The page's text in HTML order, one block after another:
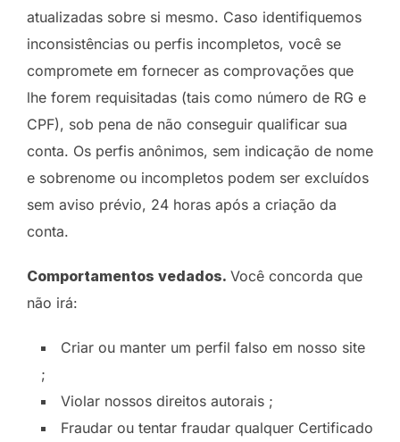
atualizadas sobre si mesmo. Caso identifiquemos
inconsistências ou perfis incompletos, você se
compromete em fornecer as comprovações que
lhe forem requisitadas (tais como número de RG e
CPF), sob pena de não conseguir qualificar sua
conta. Os perfis anônimos, sem indicação de nome
e sobrenome ou incompletos podem ser excluídos
sem aviso prévio, 24 horas após a criação da
conta.
Comportamentos vedados. Você concorda que
não irá:
Criar ou manter um perfil falso em nosso site
;
Violar nossos direitos autorais ;
Fraudar ou tentar fraudar qualquer Certificado